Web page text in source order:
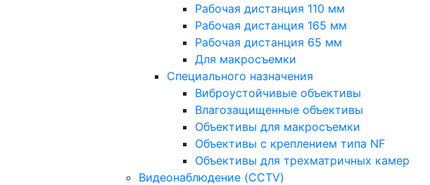
Рабочая дистанция 110 мм
Рабочая дистанция 165 мм
Рабочая дистанция 65 мм
Для макросъемки
Специального назначения
Виброустойчивые объективы
Влагозащищенные объективы
Объективы для макросъемки
Объективы с креплением типа NF
Объективы для трехматричных камер
Видеонаблюдение (CCTV)